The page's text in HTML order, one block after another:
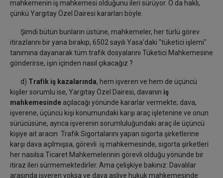
mahkemenin iş mahkemesi olduğunu ileri sürüyor. O da haklı,
çünkü Yargıtay Özel Dairesi kararları böyle.
Şimdi bütün bunların üstüne, mahkemeler, her türlü görev
itirazlarını bir yana bırakıp, 6502 sayılı Yasa'daki "tüketici işlemi"
tanımına dayanarak tüm trafik dosyalarını Tüketici Mahkemesine
gönderirse, işin içinden nasıl çıkacağız ?
d) Trafik iş kazalarında, hem işveren ve hem de üçüncü
kişiler sorumlu ise, Yargıtay Özel Dairesi, davanın iş
mahkemesinde açılacağı yönünde kararlar vermekte; dava,
işverene, üçüncü kişi konumundaki karşı araç işletenine ve onun
sürücüsüne, ayrıca işverenin sorumluluğundaki araç ile üçüncü
kişiye ait aracın Trafik Sigortalarını yapan sigorta şirketlerine
karşı dava açılmışsa, görevli iş mahkemesinde, sigorta şirketleri
her nasılsa Ticaret Mahkemelerinin görevli olduğu yönünde bir
itiraz ileri sürmemektedirler. Ama çelişkiye bakınız: Davalılar
arasında işveren yoksa ve dava asliye hukuk mahkemesinde